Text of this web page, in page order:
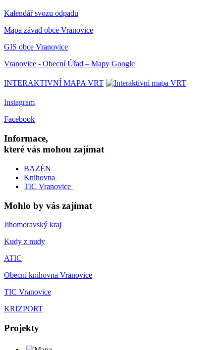
Kalendář svozu odpadu
Mapa závad obce Vranovice
GIS obce Vranovice
Vranovice - Obecní Úřad – Mapy Google
INTERAKTIVNÍ MAPA VRT
Instagram
Facebook
Informace,
které vás mohou zajímat
BAZÉN
Knihovna
TIC Vranovice
Mohlo by vás zajímat
Jihomoravský kraj
Kudy z nudy
ATIC
Obecní knihovna Vranovice
TIC Vranovice
KRIZPORT
Projekty